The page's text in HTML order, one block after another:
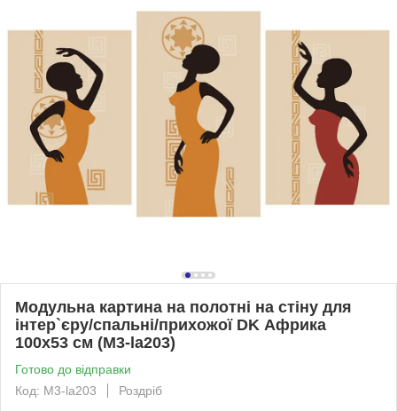
Модульна картина на полотні на стіну для
інтер`єру/спальні/прихожої DK Африка
100х53 см (M3-la203)
Готово до відправки
Код: M3-la203
Роздріб